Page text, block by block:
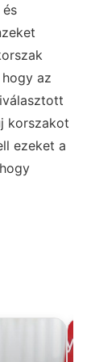
az
korszakot
ezeket a